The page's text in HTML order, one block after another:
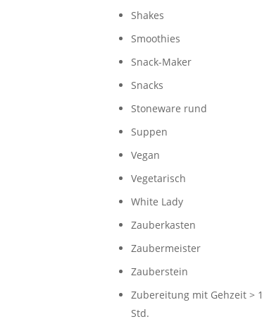
Shakes
Smoothies
Snack-Maker
Snacks
Stoneware rund
Suppen
Vegan
Vegetarisch
White Lady
Zauberkasten
Zaubermeister
Zauberstein
Zubereitung mit Gehzeit > 1
Std.